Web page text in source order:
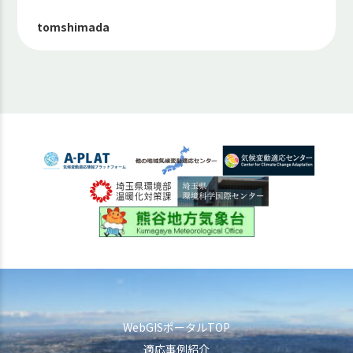
tomshimada
WebGISポータルTOP
適応事例紹介